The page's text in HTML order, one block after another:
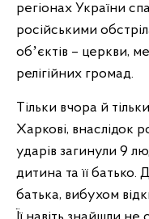
регіонах України
російськими
обʼєктів – церкви,
релігійних громад.
Тільки вчора й
Харкові, внаслідок
ударів загинули 9
дитина та її
батька, вибухом